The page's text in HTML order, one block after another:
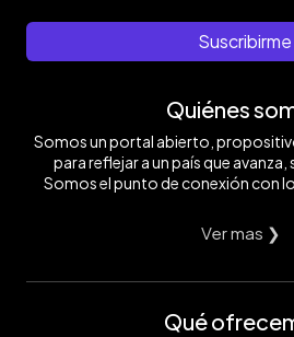
Suscribirme
Quiénes
Somos un portal abierto,
para reflejar a un país que avanza,
Somos el punto de conexión con
Ver mas ❯
Qué